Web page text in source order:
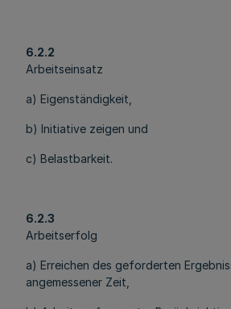
6.2.2
Arbeitseinsatz
a) Eigenständigkeit,
b) Initiative zeigen und
c) Belastbarkeit.
6.2.3
Arbeitserfolg
a) Erreichen des geforderten
angemessener Zeit,